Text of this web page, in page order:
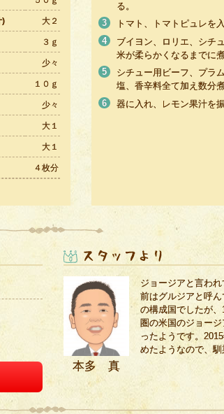
) 大２
３ｇ
少々
１０ｇ
少々
大１
大１
４枚分
る。
トマト、トマトピュレを
ブイヨン、ロリエ、シチ
米が柔らかくなるまでに煮
シチュー用ビーフ、プラ
塩、香辛料全て加え数分煮
器に入れ、レモン果汁を
本多 真
ジョージアと言わ
前はグルジアと呼
の構成国でしたが
圏の米国のジョー
ったようです。
めたようなので、馴